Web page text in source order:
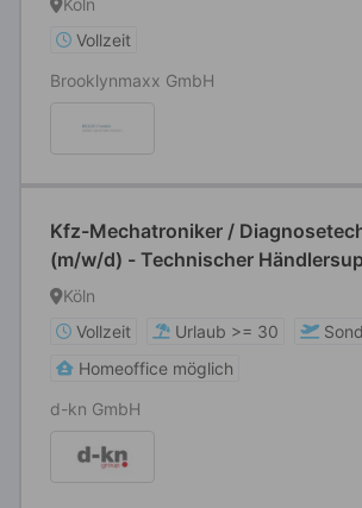
Köln
Vollzeit
Brooklynmaxx GmbH
Kfz-Mechatroniker /
(m/w/d) - Technischer
Köln
Vollzeit
Urlaub >= 30
Homeoffice möglich
d-kn GmbH